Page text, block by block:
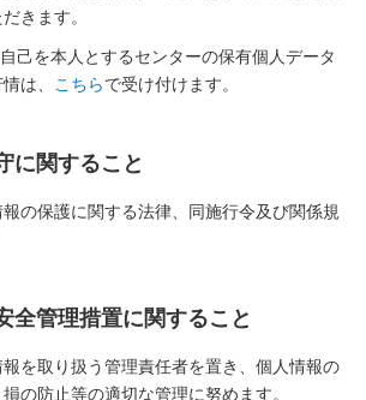
きます。
自己を本人とするセンターの保有個人データ
は、
こちらで受け付けます。
関すること
の保護に関する法律、同施行令及び関係規
管理措置に関すること
を取り扱う管理責任者を置き、個人情報の
の防止等の適切な管理に努めます。